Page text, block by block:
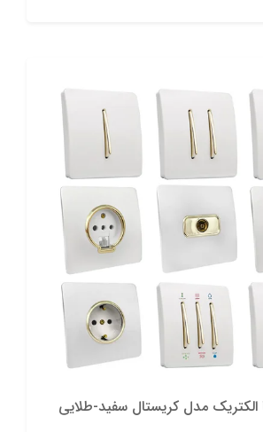
الکتریک مدل کریستال سفید-طلایی